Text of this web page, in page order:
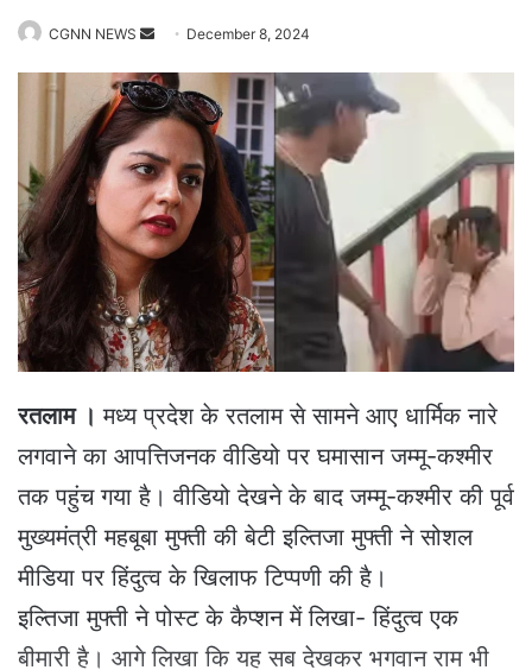
CGNN NEWS
n
d
a
n
e
m
a
l
December 8, 2024
रतलाम । मध्य प्रदेश के रतलाम से सामने आए धार्मिक नारे
लगवाने का आपत्तिजनक वीडियो पर घमासान जम्मू-कश्मीर
तक पहुंच गया है। वीडियो देखने के बाद जम्मू-कश्मीर की पूर्व
मुख्यमंत्री महबूबा मुफ्ती की बेटी इल्तिजा मुफ्ती ने सोशल
मीडिया पर हिंदुत्व के खिलाफ टिप्पणी की है।
इल्तिजा मुफ्ती ने पोस्ट के कैप्शन में लिखा- हिंदुत्व एक
बीमारी है। आगे लिखा कि यह सब देखकर भगवान राम भी